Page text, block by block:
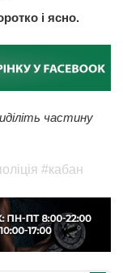
і ясно.
частину
#кабан